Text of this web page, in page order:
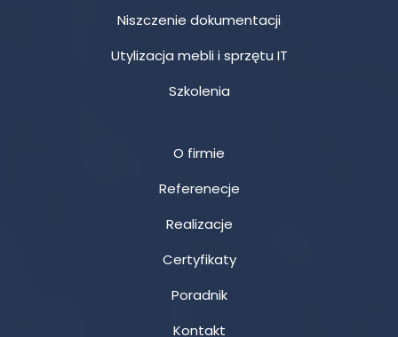
Niszczenie dokumentacji
Utylizacja mebli i sprzętu IT
Szkolenia
O firmie
Referenecje
Realizacje
Certyfikaty
Poradnik
Kontakt